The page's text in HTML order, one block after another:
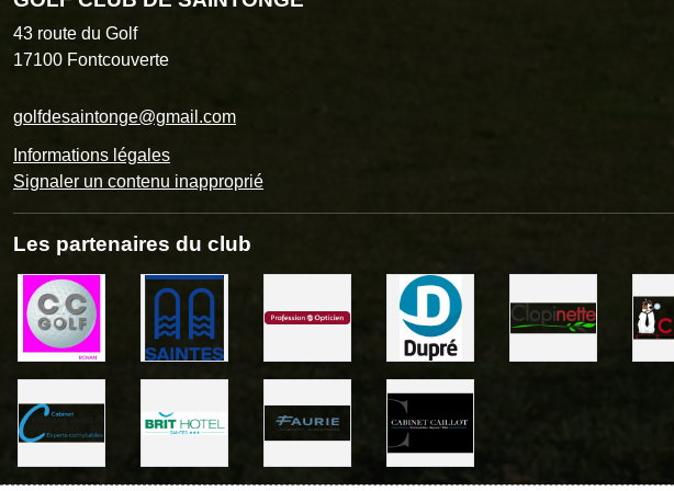
43 route du Golf
17100 Fontcouverte
golfdesaintonge@gmail.com
Informations légales
Signaler un contenu inapproprié
Les partenaires du club